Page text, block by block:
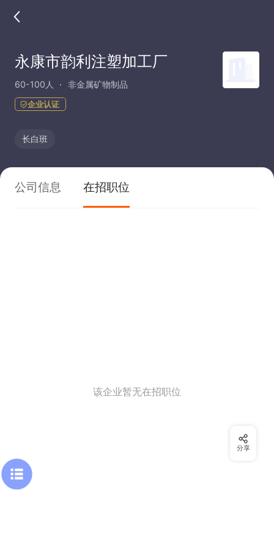
永康市韵利注塑加工厂
60-100人 非金属矿物制品
企业认证
长白班
公司信息 在招职位
该企业暂无在招职位
分享